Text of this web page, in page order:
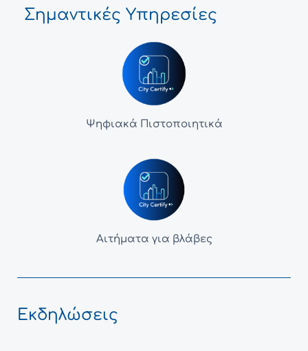
Σημαντικές Υπηρεσίες
Ψηφιακά Πιστοποιητικά
Αιτήματα για βλάβες
Εκδηλώσεις